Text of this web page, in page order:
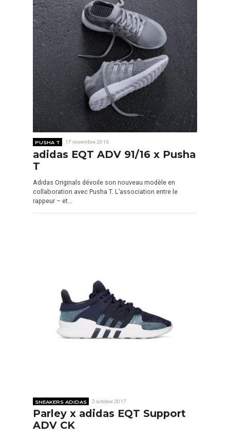
PUSHA T 17 novembre 2016
adidas EQT ADV 91/16 x Pusha
T
Adidas Originals dévoile son nouveau modèle en
collaboration avec Pusha T. L’association entre le
rappeur – et…
SNEAKERS ADIDAS 2 octobre 2017
Parley x adidas EQT Support
ADV CK